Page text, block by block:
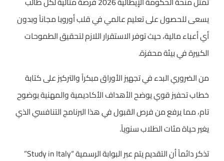
يسعى للحصول على تعليم عالمي في قلب أوروبا مجاناً وبدون
أي أعباء مالية، حيث توفر الاستقرار اللازم لتحقيق الطموحات
الكبيرة في بيئة محفزة.
من الضروري البدء في تجهيز الأوراق مبكراً والتركيز على كتابة
خطاب تحفيز قوي يوضح الأهداف الأكاديمية والمهنية بوضوح
تام، مما يرفع من فرص القبول في هذا البرنامج التنافسي الذي
يغير حياة مئات الطلاب سنوياً.
تذكر دائماً أن التقديم يتم عبر البوابة الرسمية “Study in Italy”